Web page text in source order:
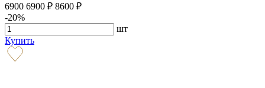
6900 6900 ₽ 8600 ₽
-20%
шт
Купить